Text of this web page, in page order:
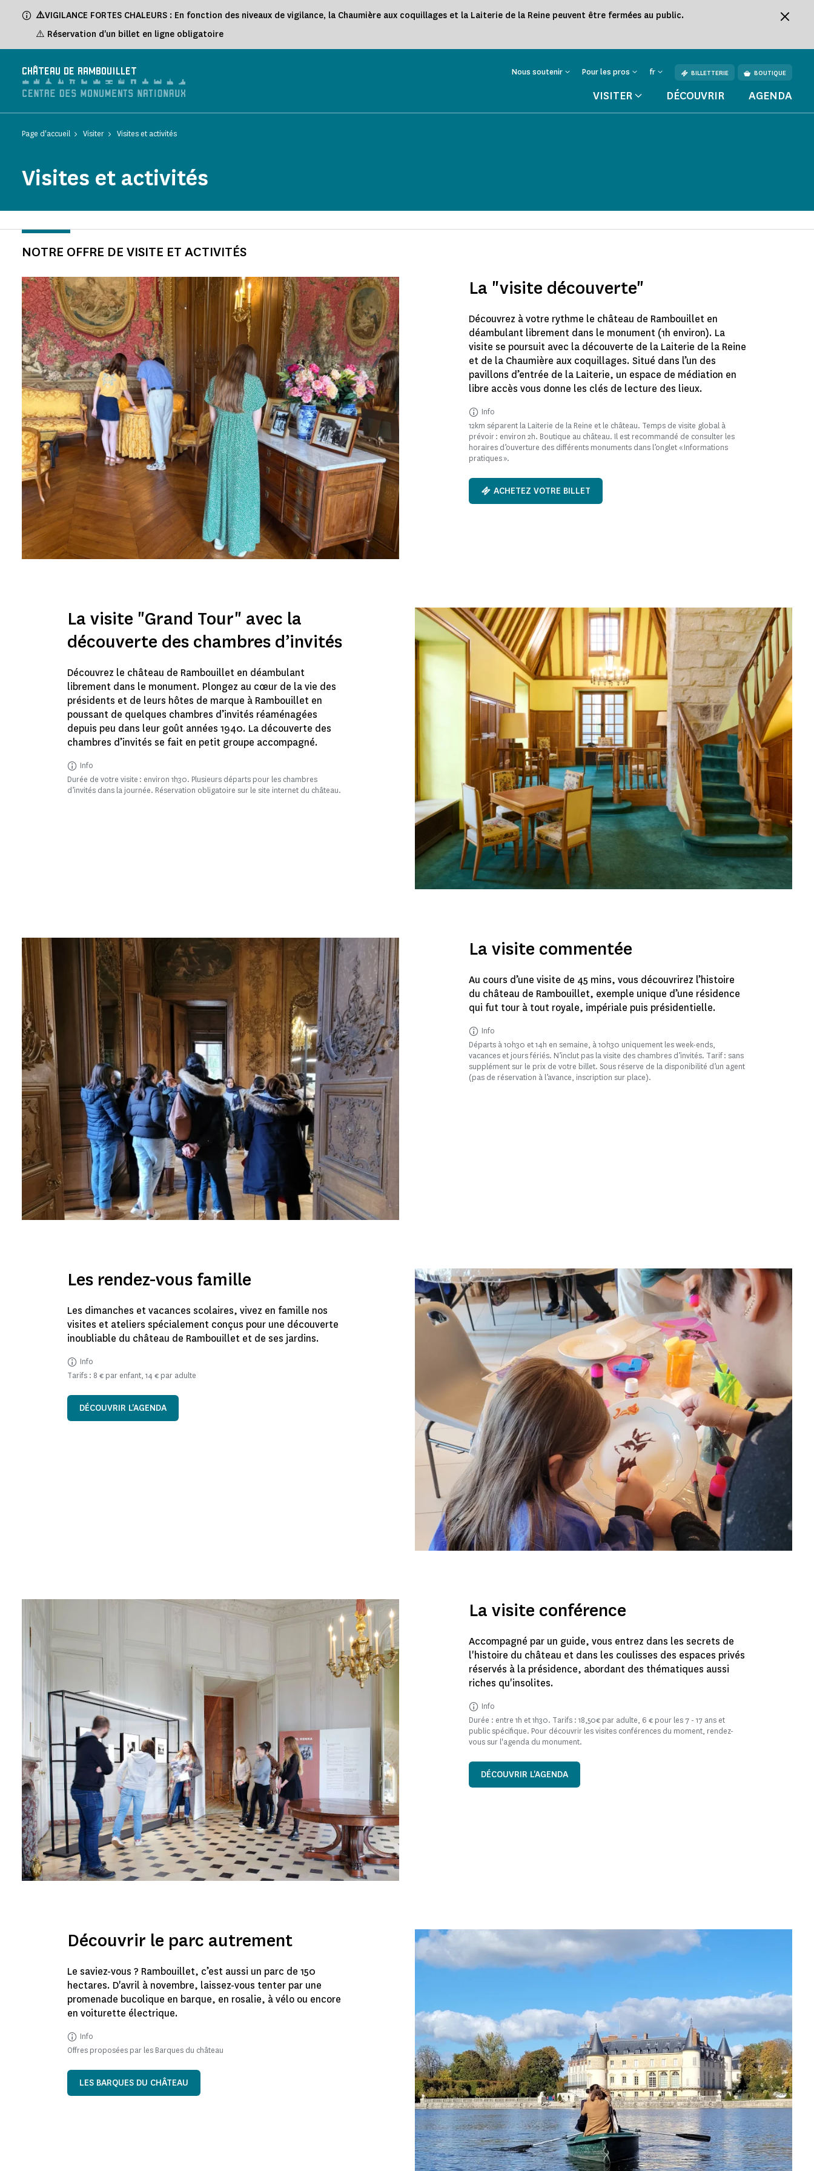
⚠️VIGILANCE FORTES CHALEURS : En fonction des niveaux de vigilance, la Chaumière aux coquillages et la Laiterie de la Reine peuvent être fermées au public.
⚠️ Réservation d'un billet en ligne obligatoire
CHÂTEAU DE RAMBOUILLET Nous soutenir Pour les pros fr BILLETTERIE BOUTIQUE
VISITER DÉCOUVRIR AGENDA
Page d'accueil Visiter Visites et activités
Visites et activités
NOTRE OFFRE DE VISITE ET ACTIVITÉS
La "visite découverte"
Découvrez à votre rythme le château de Rambouillet en
déambulant librement dans le monument (1h environ). La
visite se poursuit avec la découverte de la Laiterie de la Reine
et de la Chaumière aux coquillages. Situé dans l’un des
pavillons d’entrée de la Laiterie, un espace de médiation en
libre accès vous donne les clés de lecture des lieux.
Info
12km séparent la Laiterie de la Reine et le château. Temps de visite global à
prévoir : environ 2h. Boutique au château. Il est recommandé de consulter les
horaires d’ouverture des différents monuments dans l’onglet « Informations
pratiques ».
ACHETEZ VOTRE BILLET
La visite "Grand Tour" avec la
découverte des chambres d’invités
Découvrez le château de Rambouillet en déambulant
librement dans le monument. Plongez au cœur de la vie des
présidents et de leurs hôtes de marque à Rambouillet en
poussant de quelques chambres d’invités réaménagées
depuis peu dans leur goût années 1940. La découverte des
chambres d’invités se fait en petit groupe accompagné.
Info
Durée de votre visite : environ 1h30. Plusieurs départs pour les chambres
d’invités dans la journée. Réservation obligatoire sur le site internet du château.
La visite commentée
Au cours d’une visite de 45 mins, vous découvrirez l’histoire
du château de Rambouillet, exemple unique d’une résidence
qui fut tour à tout royale, impériale puis présidentielle.
Info
Départs à 10h30 et 14h en semaine, à 10h30 uniquement les week-ends,
vacances et jours fériés. N’inclut pas la visite des chambres d’invités. Tarif : sans
supplément sur le prix de votre billet. Sous réserve de la disponibilité d’un agent
(pas de réservation à l’avance, inscription sur place).
Les rendez-vous famille
Les dimanches et vacances scolaires, vivez en famille nos
visites et ateliers spécialement conçus pour une découverte
inoubliable du château de Rambouillet et de ses jardins.
Info
Tarifs : 8 € par enfant, 14 € par adulte
DÉCOUVRIR L'AGENDA
La visite conférence
Accompagné par un guide, vous entrez dans les secrets de
l'histoire du château et dans les coulisses des espaces privés
réservés à la présidence, abordant des thématiques aussi
riches qu'insolites.
Info
Durée : entre 1h et 1h30. Tarifs : 18,50€ par adulte, 6 € pour les 7 - 17 ans et
public spécifique. Pour découvrir les visites conférences du moment, rendez-
vous sur l'agenda du monument.
DÉCOUVRIR L'AGENDA
Découvrir le parc autrement
Le saviez-vous ? Rambouillet, c’est aussi un parc de 150
hectares. D'avril à novembre, laissez-vous tenter par une
promenade bucolique en barque, en rosalie, à vélo ou encore
en voiturette électrique.
Info
Offres proposées par les Barques du château
LES BARQUES DU CHÂTEAU